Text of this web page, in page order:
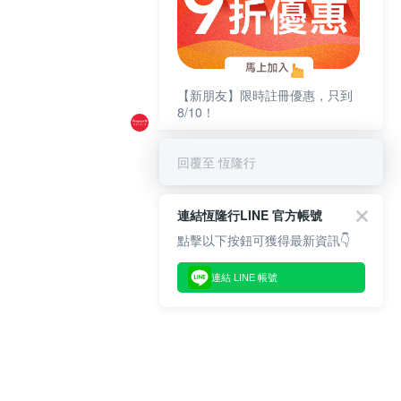
【新朋友】限時註冊優惠，只到
8/10！
回覆至 恆隆行
連結恆隆行LINE 官方帳號
點擊以下按鈕可獲得最新資訊👇
連結 LINE 帳號